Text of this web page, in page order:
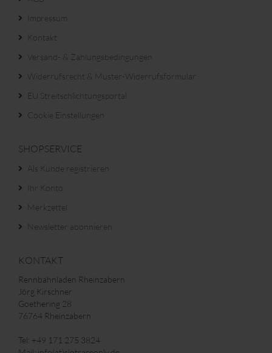
Impressum
Kontakt
Versand- & Zahlungsbedingungen
Widerrufsrecht & Muster-Widerrufsformular
EU Streitschlichtungsportal
Cookie Einstellungen
SHOPSERVICE
Als Kunde registrieren
Ihr Konto
Merkzettel
Newsletter abonnieren
KONTAKT
Rennbahnladen Rheinzabern
Jörg Kirschner
Goethering 28
76764 Rheinzabern
Tel: +49 171 275 3824